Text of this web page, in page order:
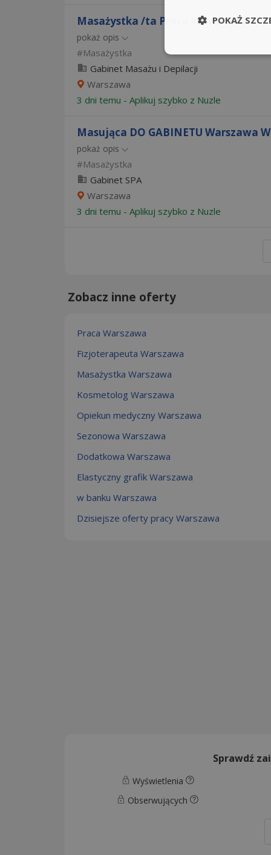
Masażystka /ta Praca W-wa Wola
pokaż opis
Masażystka
Gabinet Masażu i Depilacji
Warszawa
3 dni temu - Aplikuj szybko z Nuzle
Masująca DO GABINETU Warszawa
pokaż opis
Masażystka
Gabinet SPA
Warszawa
3 dni temu - Aplikuj szybko z Nuzle
Zobacz inne oferty
Praca Warszawa
Fizjoterapeuta Warszawa
Masażystka Warszawa
Kosmetolog Warszawa
Opiekun medyczny Warszawa
Sezonowa Warszawa
Dodatkowa Warszawa
Elastyczny grafik Warszawa
w banku Warszawa
Dzisiejsze oferty pracy Warszawa
Sprawdź
Wyświetlenia
Obserwujących
POKAŻ